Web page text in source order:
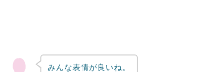
みんな表情が良いね。